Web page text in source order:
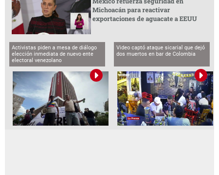
Michoacán para reactivar
exportaciones de aguacate a EEUU
Activistas piden a mesa de diálogo
elección inmediata de nuevo ente
electoral venezolano
Video captó ataque sicarial que dejó
dos muertos en bar de Colombia